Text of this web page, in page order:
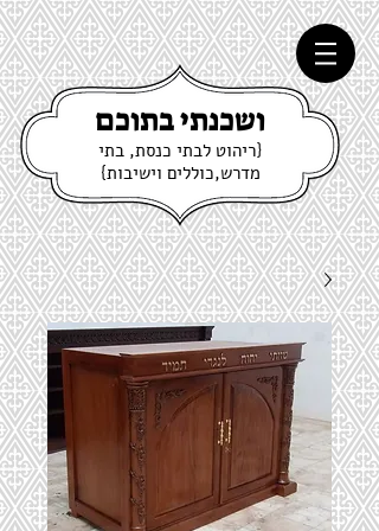
ושכנתי בתוכם
{ריהוט לבתי כנסת, בתי
מדרש,כוללים וישיבות}